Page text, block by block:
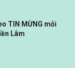
TIN MỪNG mỗi
Lâm